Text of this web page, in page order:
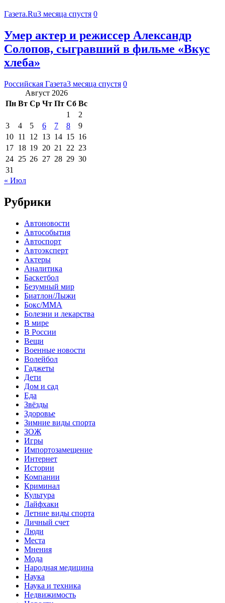
Газета.Ru3 месяца спустя 0
Умер актер и режиссер Александр
Солопов, сыгравший в фильме «Вкус
хлеба»
Российская Газета3 месяца спустя 0
Август 2026
Пн Вт Ср Чт Пт Сб Вс
1
2
3
4 5 6 7 8
9
10 11 12 13 14 15 16
17 18 19 20 21 22 23
24 25 26 27 28 29 30
31
« Июл
Рубрики
Автоновости
Автособытия
Автоспорт
Автоэксперт
Актеры
Аналитика
Баскетбол
Безумный мир
Биатлон/Лыжи
Бокс/MMA
Болезни и лекарства
В мире
В России
Вещи
Военные новости
Волейбол
Гаджеты
Дети
Дом и сад
Еда
Звёзды
Здоровье
Зимние виды спорта
ЗОЖ
Игры
Импортозамещение
Интернет
Истории
Компании
Криминал
Культура
Лайфхаки
Летние виды спорта
Личный счет
Люди
Места
Мнения
Мода
Народная медицина
Наука
Наука и техника
Недвижимость